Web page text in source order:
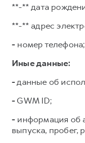
**-** дата
**-** адрес
- номер телефона;
Иные данные:
-данные об
- GWM ID;
- информация об
выпуска, пробег,